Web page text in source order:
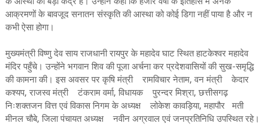
आक्रमणों के बावजूद सनातन संस्कृति की आस्था को कोई डिगा नहीं पाया है और न
कभी ऐसा होगा।
मुख्यमंत्री विष्णु देव साय राजधानी रायपुर के महादेव घाट स्थित हाटकेश्वर महादेव
मंदिर पहुँचे। उन्होंने भगवान शिव की पूजा अर्चना कर प्रदेशवासियों की सुख-समृद्धि
की कामना की। इस अवसर पर कृषि मंत्री रामविचार नेताम, वन मंत्री केदार
कश्यप, राजस्व मंत्री टंकराम वर्मा, विधायक पुरन्दर मिश्रा, छत्तीसगढ़
निःशक्तजन वित्त एवं विकास निगम के अध्यक्ष लोकेश कावड़िया, महापौर मती
मीनल चौबे, जिला पंचायत अध्यक्ष नवीन अग्रवाल एवं जनप्रतिनिधि उपस्थित रहे।